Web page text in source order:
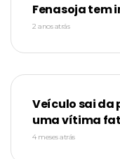
Fenasoja tem
2 anos atrás
Veículo sai da
uma vítima
4 meses atrás